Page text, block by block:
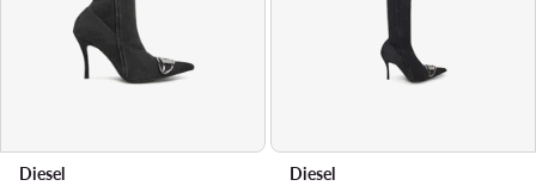
Diesel
Diesel